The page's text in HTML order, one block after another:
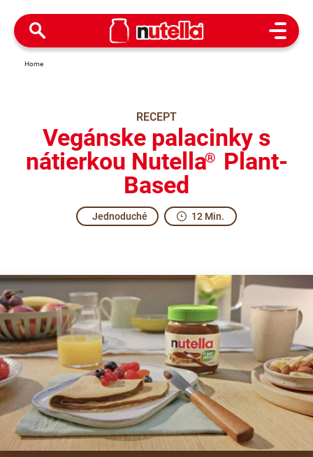
Open
Home
RECEPT
Vegánske palacinky s
nátierkou Nutella® Plant-
Based
Jednoduché 12 Min.